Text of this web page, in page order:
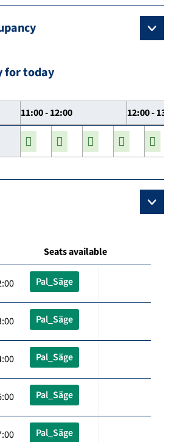
for today
11:00 - 12:00 12:00 -
Seats available
Pal_Säge
Pal_Säge
Pal_Säge
Pal_Säge
Pal_Säge